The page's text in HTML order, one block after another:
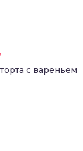
с вареньем